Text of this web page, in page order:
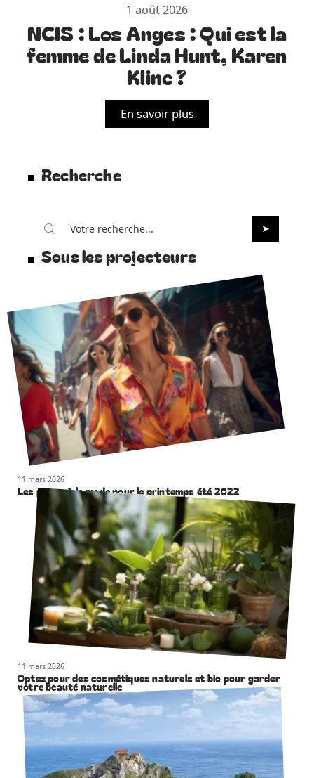
1 août 2026
NCIS : Los Anges : Qui est la
femme de Linda Hunt, Karen
Kline ?
En savoir plus
Recherche
Sous les projecteurs
11 mars 2026
Les pièces à la mode pour le printemps été 2022
11 mars 2026
Optez pour des cosmétiques naturels et bio pour garder
votre beauté naturelle